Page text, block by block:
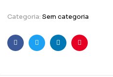
Categoria: Sem categoria
FacebookTwitterLinkedinPinterest